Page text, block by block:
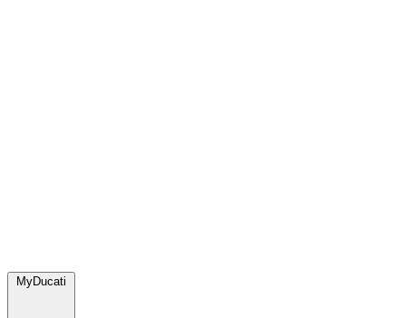
MyDucati